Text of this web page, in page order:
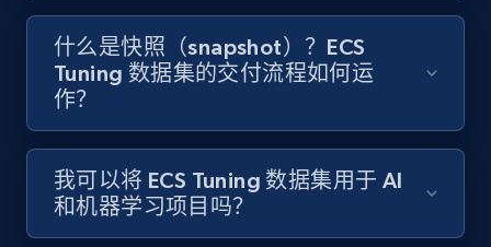
什么是快照（snapshot）？ECS
Tuning 数据集的交付流程如何运
作？
我可以将 ECS Tuning 数据集用于 AI
和机器学习项目吗？